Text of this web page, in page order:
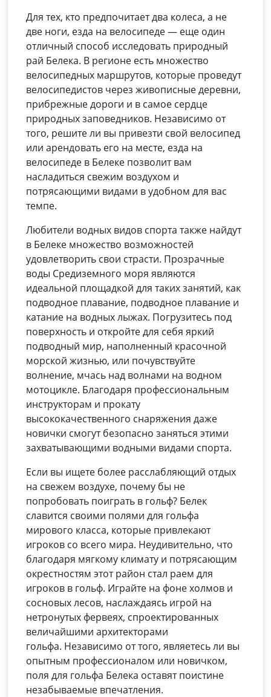
Для тех, кто предпочитает два колеса, а не
две ноги, езда на велосипеде — еще один
отличный способ исследовать природный
рай Белека. В регионе есть множество
велосипедных маршрутов, которые проведут
велосипедистов через живописные деревни,
прибрежные дороги и в самое сердце
природных заповедников. Независимо от
того, решите ли вы привезти свой велосипед
или арендовать его на месте, езда на
велосипеде в Белеке позволит вам
насладиться свежим воздухом и
потрясающими видами в удобном для вас
темпе.
Любители водных видов спорта также найдут
в Белеке множество возможностей
удовлетворить свои страсти. Прозрачные
воды Средиземного моря являются
идеальной площадкой для таких занятий, как
подводное плавание, подводное плавание и
катание на водных лыжах. Погрузитесь под
поверхность и откройте для себя яркий
подводный мир, наполненный красочной
морской жизнью, или почувствуйте
волнение, мчась над волнами на водном
мотоцикле. Благодаря профессиональным
инструкторам и прокату
высококачественного снаряжения даже
новички смогут безопасно заняться этими
захватывающими водными видами спорта.
Если вы ищете более расслабляющий отдых
на свежем воздухе, почему бы не
попробовать поиграть в гольф? Белек
славится своими полями для гольфа
мирового класса, которые привлекают
игроков со всего мира. Неудивительно, что
благодаря мягкому климату и потрясающим
окрестностям этот район стал раем для
игроков в гольф. Играйте на фоне холмов и
сосновых лесов, наслаждаясь игрой на
нетронутых фервеях, спроектированных
величайшими архитекторами
гольфа. Независимо от того, являетесь ли вы
опытным профессионалом или новичком,
поля для гольфа Белека оставят поистине
незабываемые впечатления.